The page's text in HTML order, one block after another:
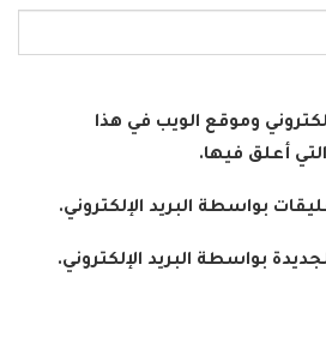
وموقع الويب في هذا
أعلق فيها.
بواسطة البريد الإلكتروني.
بواسطة البريد الإلكتروني.